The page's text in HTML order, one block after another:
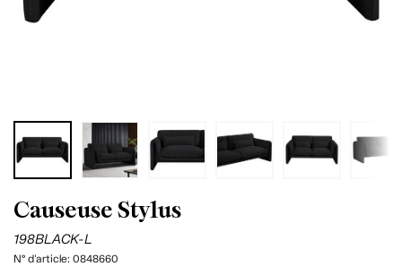
Causeuse Stylus
198BLACK-L
N° d'article: 0848660